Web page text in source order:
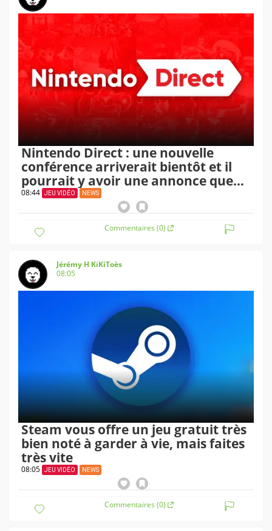
Nintendo Direct : une nouvelle
conférence arriverait bientôt et il
pourrait y avoir une annonce que
des joueurs attendent depuis 10 ans
08:44 JEU VIDÉO NEWS
Commentaires (0)
Jérémy H KiKiToès
08:05
Steam vous offre un jeu gratuit très
bien noté à garder à vie, mais faites
très vite
08:05 JEU VIDÉO NEWS
Commentaires (0)